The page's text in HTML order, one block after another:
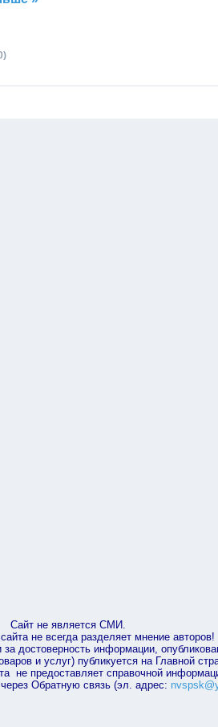
Сайт не является СМИ.
не всегда разделяет мнение авторов!
достоверность информации,
и услуг) публикуется на Главной
не предоставляет справочной
Обратную связь (эл. адрес: